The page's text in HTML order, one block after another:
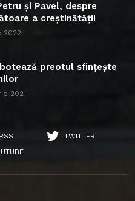
și Pavel, despre
a creștinătății
2022
preotul sfințește
2021
RSS
TWITTER